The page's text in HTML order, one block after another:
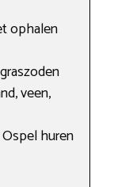
ophalen
veen,
huren